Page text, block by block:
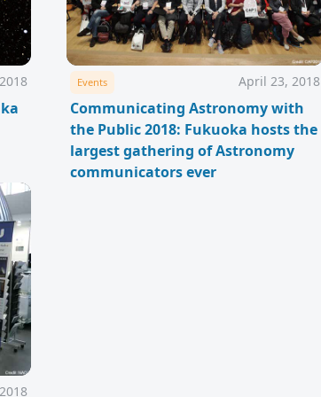
Events April 23, 2018
Communicating Astronomy with
the Public 2018: Fukuoka hosts the
largest gathering of Astronomy
communicators ever